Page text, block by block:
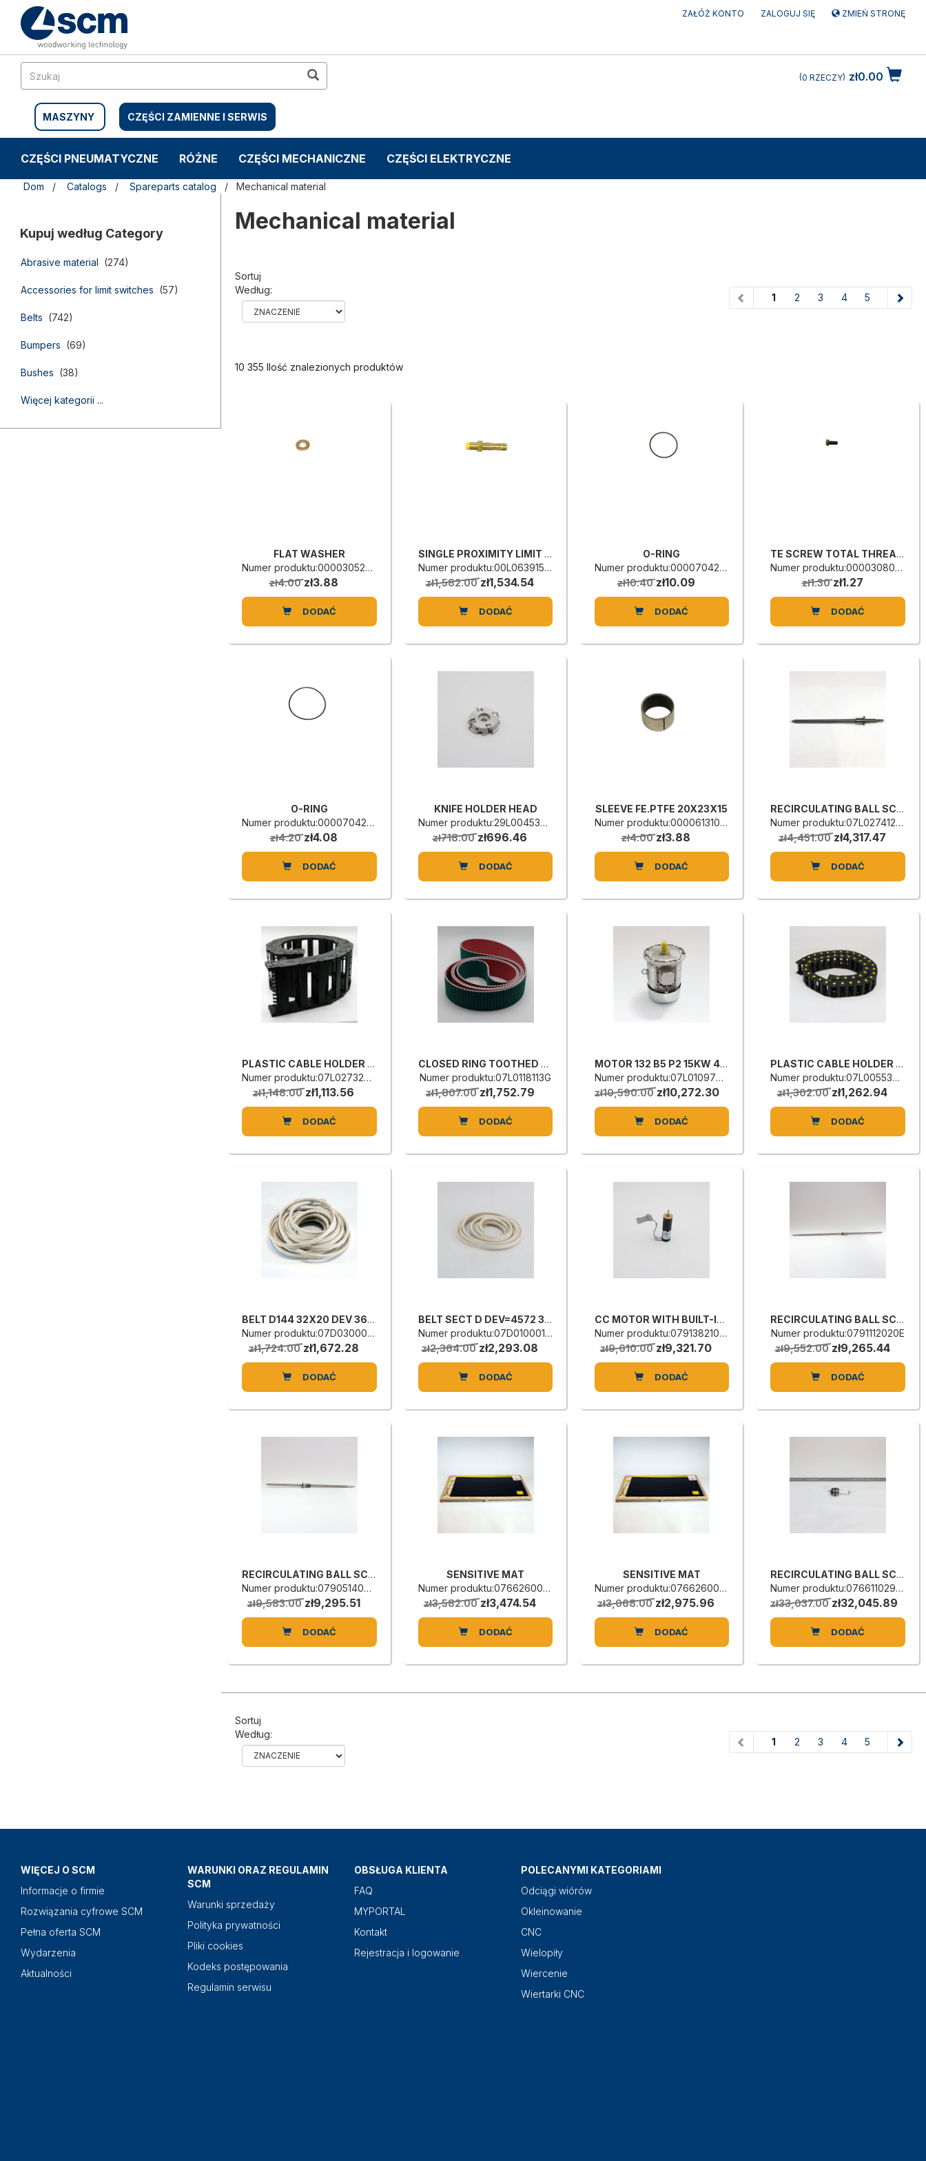
Przejdź
treści
Przejdź
menu
nawigacyjnego
ZAŁÓŻ KONTO ZALOGUJ SIĘ ZMIEŃ STRONĘ
MASZYNY CZĘŚCI ZAMIENNE I SERWIS
zł0.00
0 RZECZY
CZĘŚCI PNEUMATYCZNE RÓŻNE CZĘŚCI MECHANICZNE CZĘŚCI ELEKTRYCZNE
Dom Catalogs Spareparts catalog Mechanical material
Kupuj według Category
Abrasive material (274)
Accessories for limit switches (57)
Belts (742)
Bumpers (69)
Bushes (38)
Więcej kategorii ...
Mechanical material
Sortuj
Według:
1 (current)
2 3 4 5
10 355 Ilość znalezionych produktów
FLAT WASHER
Numer produktu:0000305200C
zł4.00 zł3.88
DODAĆ
SINGLE PROXIMITY LIMIT SWITCH
Numer produktu:00L0639151C
zł1,582.00 zł1,534.54
DODAĆ
O-RING
Numer produktu:0000704263L
zł10.40 zł10.09
DODAĆ
TE SCREW TOTAL THREADED
Numer produktu:0000308022H
zł1.30 zł1.27
DODAĆ
O-RING
Numer produktu:0000704289E
zł4.20 zł4.08
DODAĆ
KNIFE HOLDER HEAD
Numer produktu:29L0045335G
zł718.00 zł696.46
DODAĆ
SLEEVE FE.PTFE 20X23X15
Numer produktu:0000613105E
zł4.00 zł3.88
DODAĆ
RECIRCULATING BALL SCREW
Numer produktu:07L0274125C
zł4,451.00 zł4,317.47
DODAĆ
PLASTIC CABLE HOLDER CHAIN
Numer produktu:07L0273242L
zł1,148.00 zł1,113.56
DODAĆ
CLOSED RING TOOTHED BELT
Numer produktu:07L0118113G
zł1,807.00 zł1,752.79
DODAĆ
MOTOR 132 B5 P2 15KW 400/690V50
Numer produktu:07L0109799B
zł10,590.00 zł10,272.30
DODAĆ
PLASTIC CABLE HOLDER CHAIN
Numer produktu:07L0055303E
zł1,302.00 zł1,262.94
DODAĆ
BELT D144 32X20 DEV 3658
Numer produktu:07D0300020E
zł1,724.00 zł1,672.28
DODAĆ
BELT SECT D DEV=4572 32X20 70SH
Numer produktu:07D0100012F
zł2,364.00 zł2,293.08
DODAĆ
CC MOTOR WITH BUILT-IN REDUCER
Numer produktu:0791382106F
zł9,610.00 zł9,321.70
DODAĆ
RECIRCULATING BALL SCREW
Numer produktu:0791112020E
zł9,552.00 zł9,265.44
DODAĆ
RECIRCULATING BALL SCREW
Numer produktu:0790514004F
zł9,583.00 zł9,295.51
DODAĆ
SENSITIVE MAT
Numer produktu:0766260003G
zł3,582.00 zł3,474.54
DODAĆ
SENSITIVE MAT
Numer produktu:0766260001C
zł3,068.00 zł2,975.96
DODAĆ
RECIRCULATING BALL SCREW
Numer produktu:0766110295D
zł33,037.00 zł32,045.89
DODAĆ
Sortuj
Według:
1 (current)
2 3 4 5
WIĘCEJ O SCM
Informacje o firmie
Rozwiązania cyfrowe SCM
Pełna oferta SCM
Wydarzenia
Aktualności
WARUNKI ORAZ REGULAMIN
SCM
Warunki sprzedaży
Polityka prywatności
Pliki cookies
Kodeks postępowania
Regulamin serwisu
OBSŁUGA KLIENTA
FAQ
MYPORTAL
Kontakt
Rejestracja i logowanie
POLECANYMI KATEGORIAMI
Odciągi wiórów
Okleinowanie
CNC
Wielopiły
Wiercenie
Wiertarki CNC